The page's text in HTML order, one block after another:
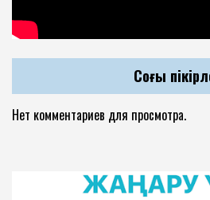
Соңғы
Нет комментариев для просмотра.